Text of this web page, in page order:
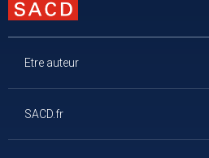
Etre auteur
SACD.fr